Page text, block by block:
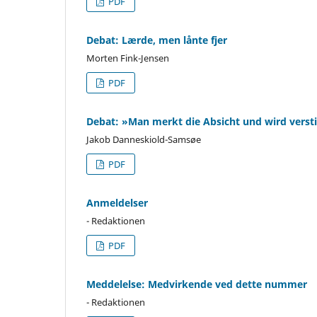
Debat: Lærde, men lånte fjer
Morten Fink-Jensen
PDF
Debat: »Man merkt die Absicht und wird
Jakob Danneskiold-Samsøe
PDF
Anmeldelser
- Redaktionen
PDF
Meddelelse: Medvirkende ved dette nummer
- Redaktionen